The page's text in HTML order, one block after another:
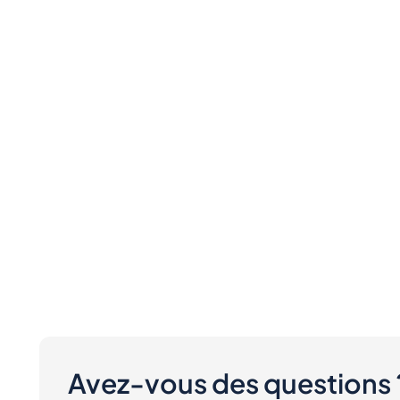
Avez-vous des questions